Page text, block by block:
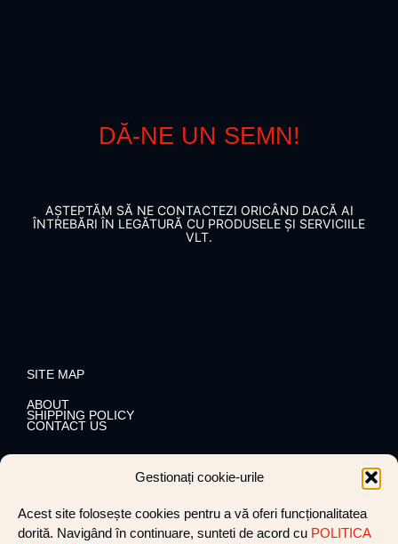
Gestionați cookie-urile
Acest site folosește cookies pentru a vă oferi funcționalitatea
dorită. Navigând în continuare, sunteti de acord cu POLITICA
DĂ-NE UN SEMN!
AȘTEPTĂM SĂ NE CONTACTEZI ORICÂND DACĂ AI
ÎNTREBĂRI ÎN LEGĂTURĂ CU PRODUSELE ȘI SERVICIILE
VLT.
SITE MAP
ABOUT
SHIPPING POLICY
CONTACT US
FACEBOOK
TWITTER